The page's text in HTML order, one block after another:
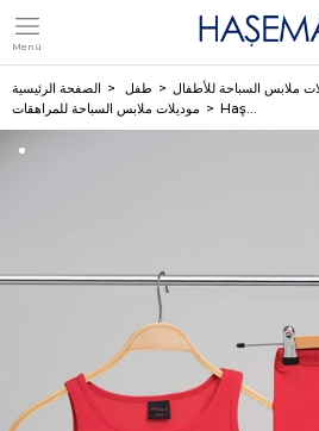
Menü
تسجيل دخول العضو جديد الصفحة الرئيسية طفل
ملابس السباحة للأطفال
موديلات ملابس السباحة للمراهقات
Haşema فستان سباحة أحمر قطعتين بدون أكمام للمراهقات 2820